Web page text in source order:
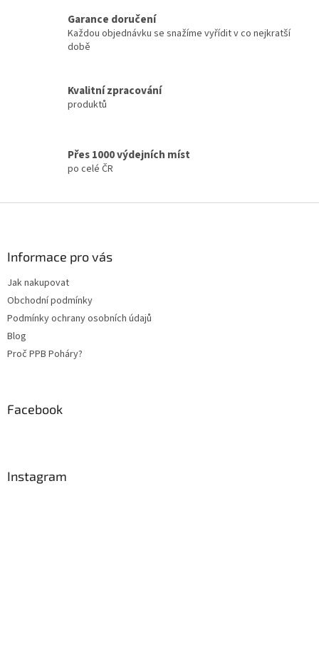
í
k
p
i
n
Garance doručení
Každou objednávku se snažíme vyřídit v co nejkratší
době
Kvalitní zpracování
produktů
Přes 1000 výdejních míst
po celé ČR
Informace pro vás
Jak nakupovat
Obchodní podmínky
Podmínky ochrany osobních údajů
Blog
Proč PPB Poháry?
Facebook
Instagram